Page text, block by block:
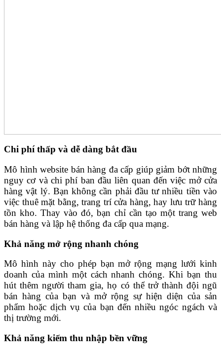
Chi phí thấp và dễ dàng bắt đầu
Mô hình website bán hàng đa cấp giúp giảm bớt những
nguy cơ và chi phí ban đầu liên quan đến việc mở cửa
hàng vật lý. Bạn không cần phải đầu tư nhiều tiền vào
việc thuê mặt bằng, trang trí cửa hàng, hay lưu trữ hàng
tồn kho. Thay vào đó, bạn chỉ cần tạo một trang web
bán hàng và lập hệ thống đa cấp qua mạng.
Khả năng mở rộng nhanh chóng
Mô hình này cho phép bạn mở rộng mạng lưới kinh
doanh của mình một cách nhanh chóng. Khi bạn thu
hút thêm người tham gia, họ có thể trở thành đội ngũ
bán hàng của bạn và mở rộng sự hiện diện của sản
phẩm hoặc dịch vụ của bạn đến nhiều ngóc ngách và
thị trường mới.
Khả năng kiếm thu nhập bền vững